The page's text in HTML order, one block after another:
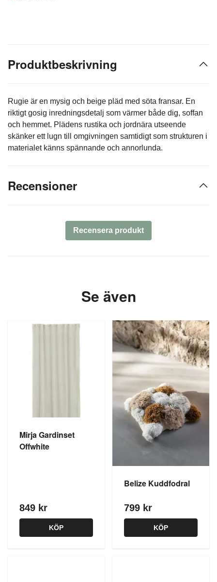
Produktbeskrivning
Rugie är en mysig och beige pläd med söta fransar. En
riktigt gosig inredningsdetalj som värmer både dig, soffan
och hemmet. Plädens rustika och jordnära utseende
skänker ett lugn till omgivningen samtidigt som strukturen i
materialet känns spännande och annorlunda.
Recensioner
Recensera produkt
Se även
Mirja Gardinset
Offwhite
849 kr
KÖP
Belize Kuddfodral
799 kr
KÖP